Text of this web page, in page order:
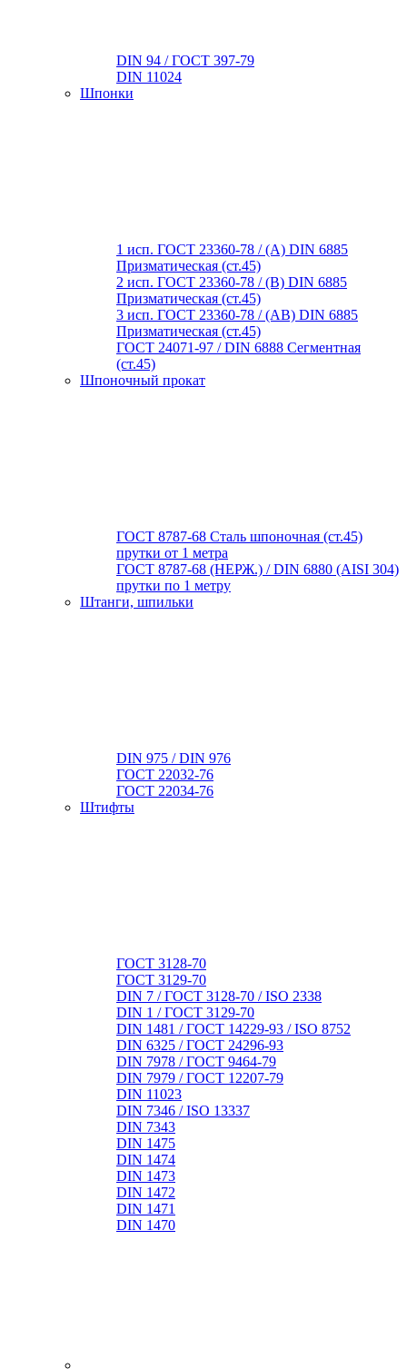
DIN 94 / ГОСТ 397-79
DIN 11024
Шпонки
1 исп. ГОСТ 23360-78 / (A) DIN 6885
Призматическая (ст.45)
2 исп. ГОСТ 23360-78 / (B) DIN 6885
Призматическая (ст.45)
3 исп. ГОСТ 23360-78 / (AB) DIN 6885
Призматическая (ст.45)
ГОСТ 24071-97 / DIN 6888 Сегментная
(ст.45)
Шпоночный прокат
ГОСТ 8787-68 Сталь шпоночная (ст.45)
прутки от 1 метра
ГОСТ 8787-68 (НЕРЖ.) / DIN 6880 (АISI 304)
прутки по 1 метру
Штанги, шпильки
DIN 975 / DIN 976
ГОСТ 22032-76
ГОСТ 22034-76
Штифты
ГОСТ 3128-70
ГОСТ 3129-70
DIN 7 / ГОСТ 3128-70 / ISO 2338
DIN 1 / ГОСТ 3129-70
DIN 1481 / ГОСТ 14229-93 / ISO 8752
DIN 6325 / ГОСТ 24296-93
DIN 7978 / ГОСТ 9464-79
DIN 7979 / ГОСТ 12207-79
DIN 11023
DIN 7346 / ISO 13337
DIN 7343
DIN 1475
DIN 1474
DIN 1473
DIN 1472
DIN 1471
DIN 1470